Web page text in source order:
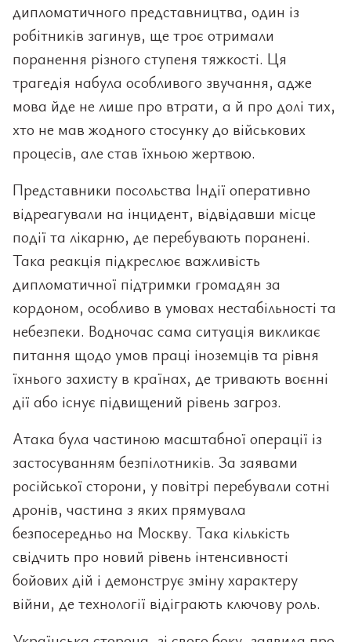
дипломатичного представництва, один із
робітників загинув, ще троє отримали
поранення різного ступеня тяжкості. Ця
трагедія набула особливого звучання, адже
мова йде не лише про втрати, а й про долі тих,
хто не мав жодного стосунку до військових
процесів, але став їхньою жертвою.
Представники посольства Індії оперативно
відреагували на інцидент, відвідавши місце
події та лікарню, де перебувають поранені.
Така реакція підкреслює важливість
дипломатичної підтримки громадян за
кордоном, особливо в умовах нестабільності та
небезпеки. Водночас сама ситуація викликає
питання щодо умов праці іноземців та рівня
їхнього захисту в країнах, де тривають воєнні
дії або існує підвищений рівень загроз.
Атака була частиною масштабної операції із
застосуванням безпілотників. За заявами
російської сторони, у повітрі перебували сотні
дронів, частина з яких прямувала
безпосередньо на Москву. Така кількість
свідчить про новий рівень інтенсивності
бойових дій і демонструє зміну характеру
війни, де технології відіграють ключову роль.